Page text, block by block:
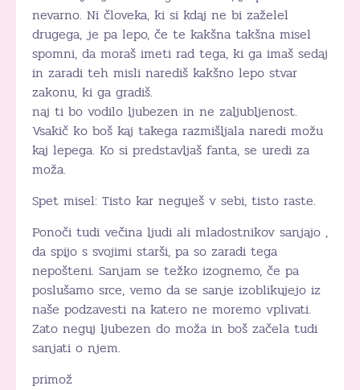
nevarno. Ni človeka, ki si kdaj ne bi zaželel
drugega, je pa lepo, če te kakšna takšna misel
spomni, da moraš imeti rad tega, ki ga imaš sedaj
in zaradi teh misli narediš kakšno lepo stvar
zakonu, ki ga gradiš.
naj ti bo vodilo ljubezen in ne zaljubljenost.
Vsakič ko boš kaj takega razmišljala naredi možu
kaj lepega. Ko si predstavljaš fanta, se uredi za
moža.
Spet misel: Tisto kar neguješ v sebi, tisto raste.
Ponoči tudi večina ljudi ali mladostnikov sanjajo ,
da spijo s svojimi starši, pa so zaradi tega
nepošteni. Sanjam se težko izognemo, če pa
poslušamo srce, vemo da se sanje izoblikujejo iz
naše podzavesti na katero ne moremo vplivati.
Zato neguj ljubezen do moža in boš začela tudi
sanjati o njem.
primož